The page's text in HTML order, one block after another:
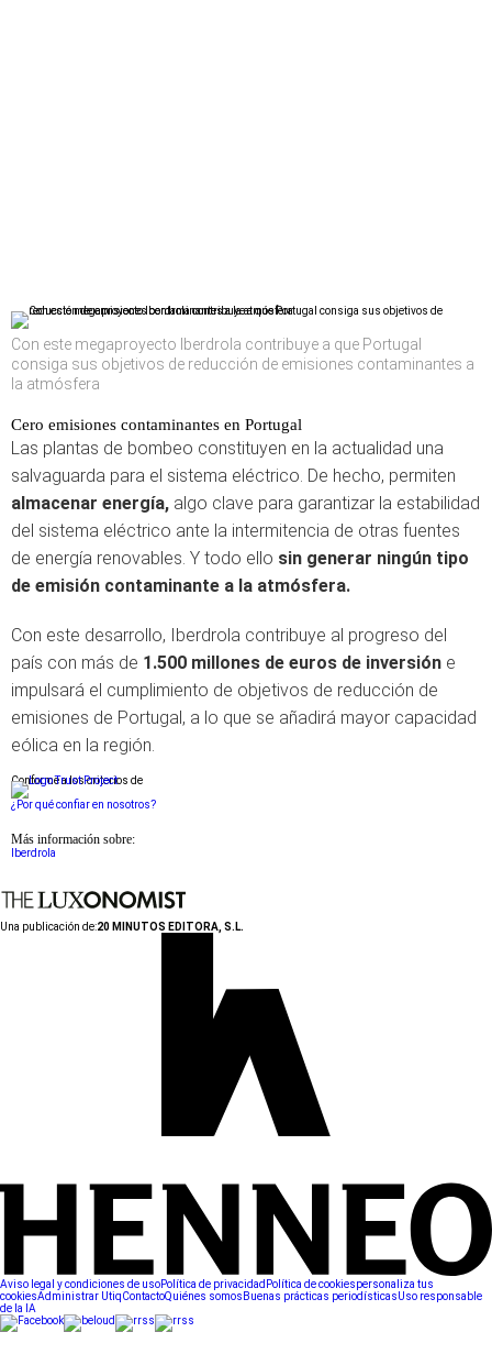
Con este megaproyecto Iberdrola contribuye a que Portugal
consiga sus objetivos de reducción de emisiones contaminantes a
la atmósfera
Cero emisiones contaminantes en Portugal
Las plantas de bombeo constituyen en la actualidad una
salvaguarda para el sistema eléctrico. De hecho, permiten
almacenar energía, algo clave para garantizar la estabilidad
del sistema eléctrico ante la intermitencia de otras fuentes
de energía renovables. Y todo ello sin generar ningún tipo
de emisión contaminante a la atmósfera.
Con este desarrollo, Iberdrola contribuye al progreso del
país con más de 1.500 millones de euros de inversión e
impulsará el cumplimiento de objetivos de reducción de
emisiones de Portugal, a lo que se añadirá mayor capacidad
eólica en la región.
Conforme a los criterios de
¿Por qué confiar en nosotros?
Más información sobre:
Iberdrola
Una publicación de:20 MINUTOS EDITORA, S.L.
Aviso legal y condiciones de usoPolítica de privacidad Política de cookiespersonaliza tus
cookiesAdministrar UtiqContactoQuiénes somos Buenas prácticas periodísticasUso responsable
de la IA